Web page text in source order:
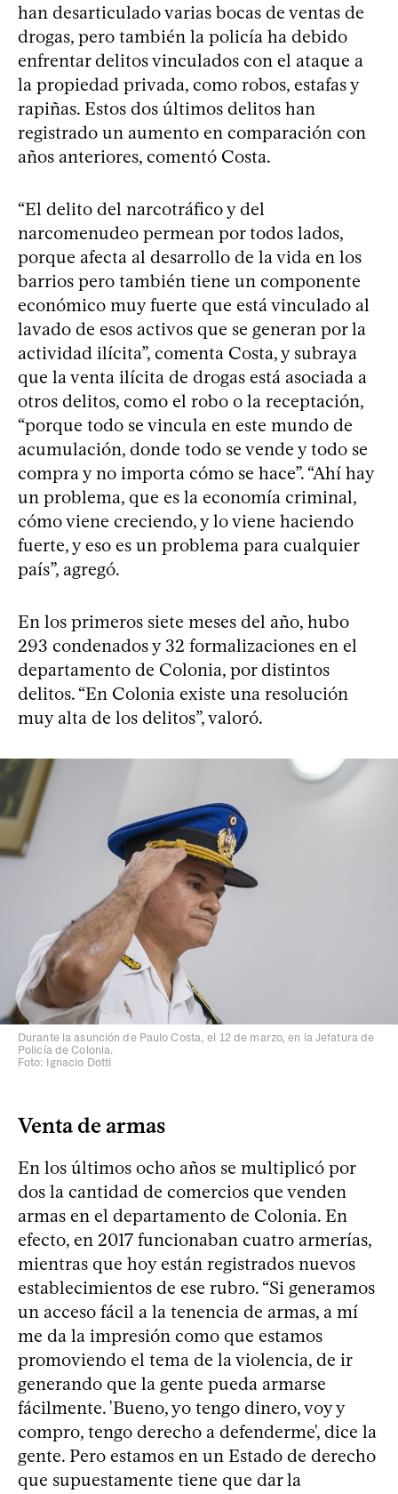
han desarticulado varias bocas de ventas de
drogas, pero también la policía ha debido
enfrentar delitos vinculados con el ataque a
la propiedad privada, como robos, estafas y
rapiñas. Estos dos últimos delitos han
registrado un aumento en comparación con
años anteriores, comentó Costa.
“El delito del narcotráfico y del
narcomenudeo permean por todos lados,
porque afecta al desarrollo de la vida en los
barrios pero también tiene un componente
económico muy fuerte que está vinculado al
lavado de esos activos que se generan por la
actividad ilícita”, comenta Costa, y subraya
que la venta ilícita de drogas está asociada a
otros delitos, como el robo o la receptación,
“porque todo se vincula en este mundo de
acumulación, donde todo se vende y todo se
compra y no importa cómo se hace”. “Ahí hay
un problema, que es la economía criminal,
cómo viene creciendo, y lo viene haciendo
fuerte, y eso es un problema para cualquier
país”, agregó.
En los primeros siete meses del año, hubo
293 condenados y 32 formalizaciones en el
departamento de Colonia, por distintos
delitos. “En Colonia existe una resolución
muy alta de los delitos”, valoró.
Durante la asunción de Paulo Costa, el 12 de marzo, en la Jefatura de
Policía de Colonia.
Foto: Ignacio Dotti
Venta de armas
En los últimos ocho años se multiplicó por
dos la cantidad de comercios que venden
armas en el departamento de Colonia. En
efecto, en 2017 funcionaban cuatro armerías,
mientras que hoy están registrados nuevos
establecimientos de ese rubro. “Si generamos
un acceso fácil a la tenencia de armas, a mí
me da la impresión como que estamos
promoviendo el tema de la violencia, de ir
generando que la gente pueda armarse
fácilmente. 'Bueno, yo tengo dinero, voy y
compro, tengo derecho a defenderme', dice la
gente. Pero estamos en un Estado de derecho
que supuestamente tiene que dar la